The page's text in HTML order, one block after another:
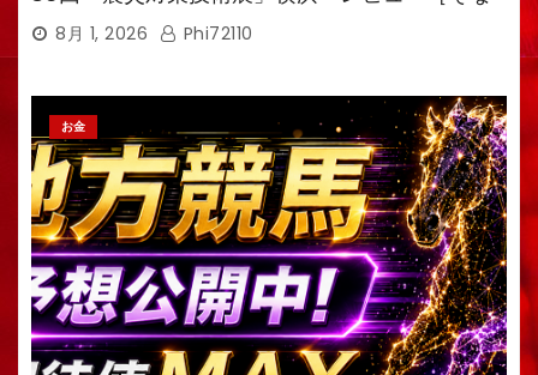
えるTV・高荷智也］
8月 1, 2026 Phi72110
お金